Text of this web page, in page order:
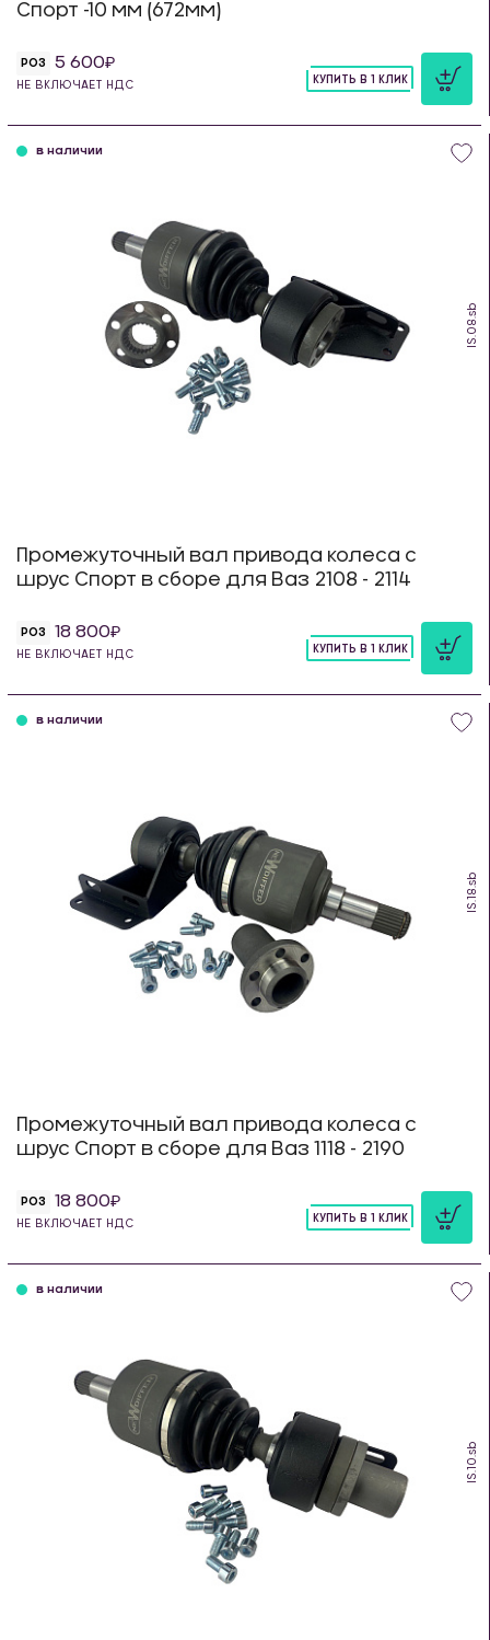
Спорт -10 мм (672мм)
РОЗ 5 600
НЕ ВКЛЮЧАЕТ НДС
КУПИТЬ В 1 КЛИК
IS.08.sb
в наличии
Промежуточный вал привода колеса с
шрус Спорт в сборе для Ваз 2108 - 2114
РОЗ 18 800
НЕ ВКЛЮЧАЕТ НДС
КУПИТЬ В 1 КЛИК
IS.18.sb
в наличии
Промежуточный вал привода колеса с
шрус Спорт в сборе для Ваз 1118 - 2190
РОЗ 18 800
НЕ ВКЛЮЧАЕТ НДС
КУПИТЬ В 1 КЛИК
IS.10.sb
в наличии